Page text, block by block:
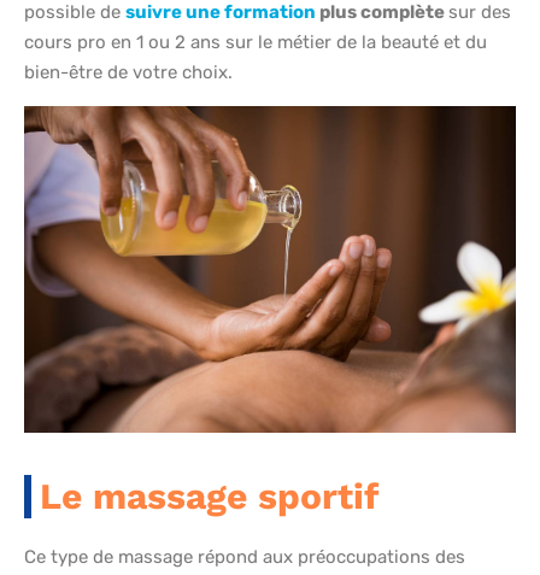
possible de suivre une formation plus complètesur des
cours pro en 1 ou 2 ans sur le métier de la beauté et du
bien-être de votre choix.
Le massage sportif
Ce type de massage répond aux préoccupations des